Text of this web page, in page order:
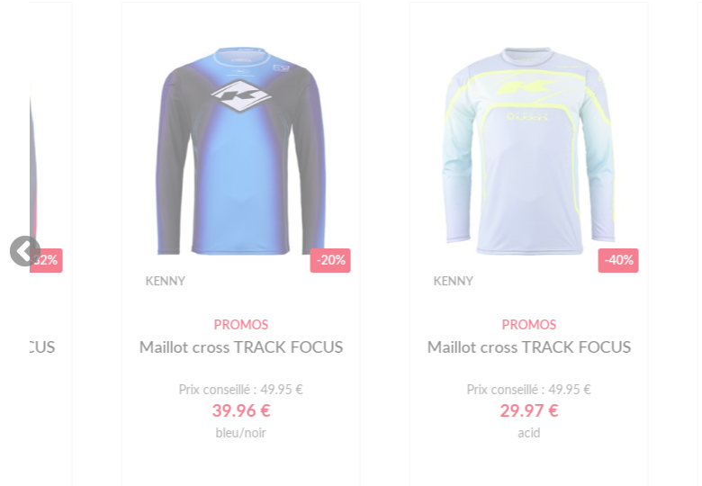
Maillot cross TRACK FOCUS
Prix conseillé : 49.95 €
Maillot cross TRACK FOCUS
Prix conseillé : 49.95 €
Maillot